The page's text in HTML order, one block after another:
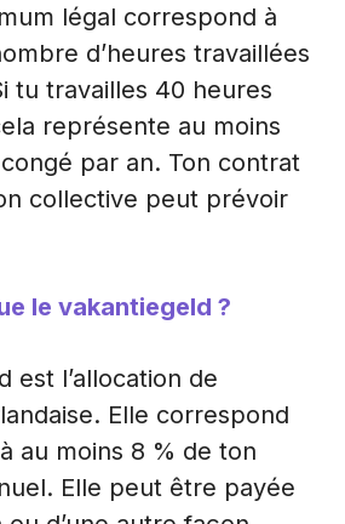
légal correspond à
d’heures travaillées
tu travailles 40 heures
représente au moins
par an. Ton contrat
collective peut prévoir
le vakantiegeld ?
est l’allocation de
Elle correspond
au moins 8 % de ton
Elle peut être payée